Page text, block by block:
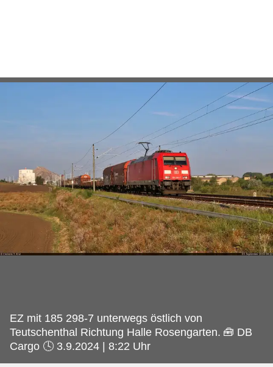
EZ mit 185 298-7 unterwegs östlich von
Teutschenthal Richtung Halle Rosengarten. 🧰 DB
Cargo 🕓 3.9.2024 | 8:22 Uhr